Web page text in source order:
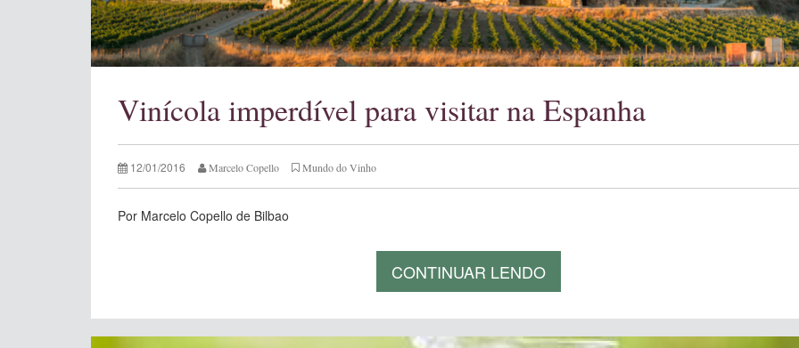
Vinícola imperdível para visitar na Espanha
12/01/2016 Marcelo Copello Mundo do Vinho
Por Marcelo Copello de Bilbao
CONTINUAR LENDO